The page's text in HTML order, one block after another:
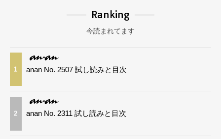
Ranking
今読まれてます
1 anan No. 2507 試し読みと目次
2 anan No. 2311 試し読みと目次